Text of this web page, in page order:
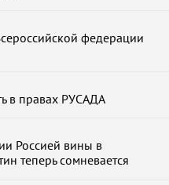
федерации
в правах РУСАДА
Россией вины в
теперь сомневается